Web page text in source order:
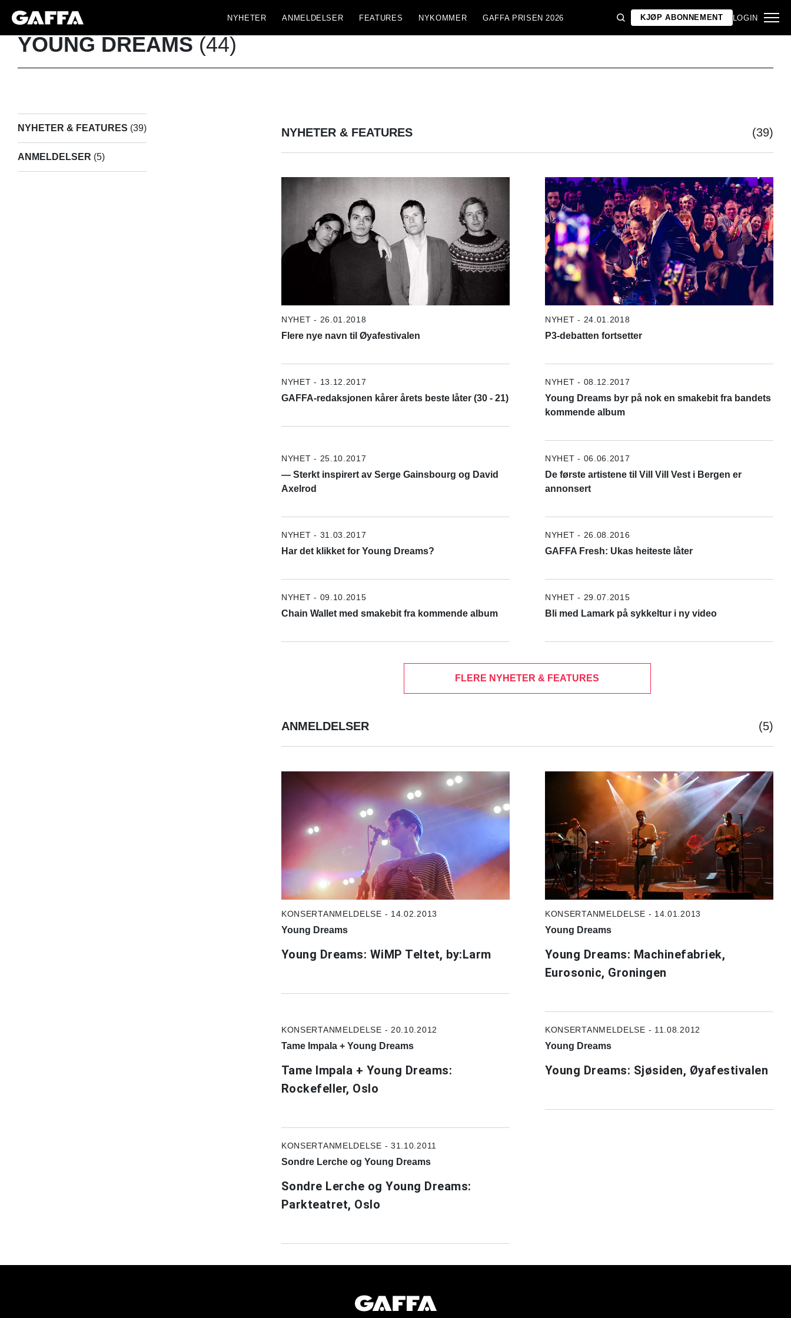
NYHETER ANMELDELSER FEATURES NYKOMMER GAFFA PRISEN 2026 KJØP ABONNEMENT LOGIN
YOUNG DREAMS (44)
NYHETER & FEATURES (39)
ANMELDELSER (5)
NYHETER & FEATURES (39)
NYHET - 26.01.2018
Flere nye navn til Øyafestivalen
NYHET - 24.01.2018
P3-debatten fortsetter
NYHET - 13.12.2017
GAFFA-redaksjonen kårer årets beste låter (30 - 21)
NYHET - 08.12.2017
Young Dreams byr på nok en smakebit fra bandets
kommende album
NYHET - 25.10.2017
— Sterkt inspirert av Serge Gainsbourg og David
Axelrod
NYHET - 06.06.2017
De første artistene til Vill Vill Vest i Bergen er
annonsert
NYHET - 31.03.2017
Har det klikket for Young Dreams?
NYHET - 26.08.2016
GAFFA Fresh: Ukas heiteste låter
NYHET - 09.10.2015
Chain Wallet med smakebit fra kommende album
NYHET - 29.07.2015
Bli med Lamark på sykkeltur i ny video
FLERE NYHETER & FEATURES
ANMELDELSER (5)
KONSERTANMELDELSE - 14.02.2013
Young Dreams
Young Dreams: WiMP Teltet, by:Larm
KONSERTANMELDELSE - 14.01.2013
Young Dreams
Young Dreams: Machinefabriek,
Eurosonic, Groningen
KONSERTANMELDELSE - 20.10.2012
Tame Impala + Young Dreams
Tame Impala + Young Dreams:
Rockefeller, Oslo
KONSERTANMELDELSE - 11.08.2012
Young Dreams
Young Dreams: Sjøsiden, Øyafestivalen
KONSERTANMELDELSE - 31.10.2011
Sondre Lerche og Young Dreams
Sondre Lerche og Young Dreams:
Parkteatret, Oslo